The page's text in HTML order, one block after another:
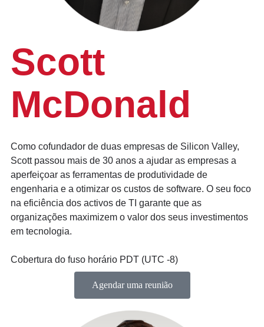
Scott
McDonald
Como cofundador de duas empresas de Silicon Valley,
Scott passou mais de 30 anos a ajudar as empresas a
aperfeiçoar as ferramentas de produtividade de
engenharia e a otimizar os custos de software. O seu foco
na eficiência dos activos de TI garante que as
organizações maximizem o valor dos seus investimentos
em tecnologia.
Cobertura do fuso horário PDT (UTC -8)
Agendar uma reunião